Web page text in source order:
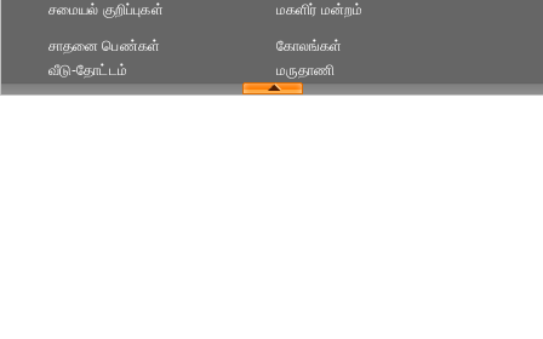
சமையல் குறிப்புகள்
மகளிர் மன்றம்
சாதனை பெண்கள்
வீடு-தோட்டம்
கோலங்கள்
மருதாணி